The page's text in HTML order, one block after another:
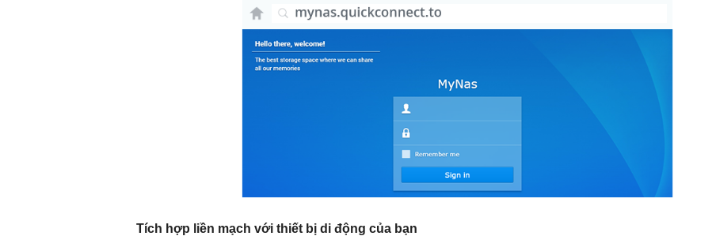
Tích hợp liền mạch với thiết bị di động của bạn